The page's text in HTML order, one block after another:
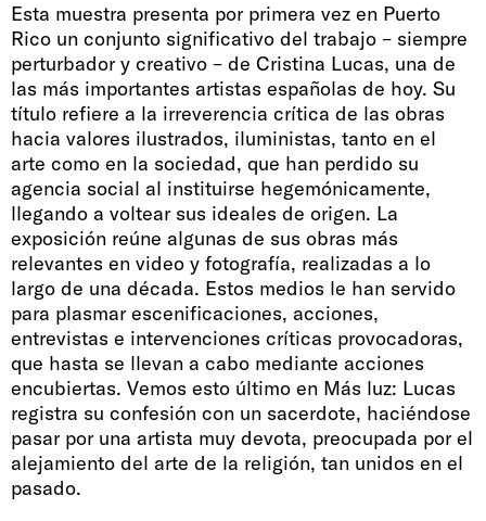
Esta muestra presenta por primera vez en Puerto
Rico un conjunto significativo del trabajo – siempre
perturbador y creativo – de Cristina Lucas, una de
las más importantes artistas españolas de hoy. Su
título refiere a la irreverencia crítica de las obras
hacia valores ilustrados, iluministas, tanto en el
arte como en la sociedad, que han perdido su
agencia social al instituirse hegemónicamente,
llegando a voltear sus ideales de origen. La
exposición reúne algunas de sus obras más
relevantes en video y fotografía, realizadas a lo
largo de una década. Estos medios le han servido
para plasmar escenificaciones, acciones,
entrevistas e intervenciones críticas provocadoras,
que hasta se llevan a cabo mediante acciones
encubiertas. Vemos esto último en Más luz: Lucas
registra su confesión con un sacerdote, haciéndose
pasar por una artista muy devota, preocupada por el
alejamiento del arte de la religión, tan unidos en el
pasado.